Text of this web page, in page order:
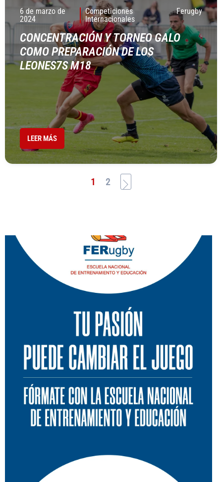
6 de marzo de
2024
Competiciones
Internacionales
Ferugby
CONCENTRACIÓN Y TORNEO GALO
COMO PREPARACIÓN DE LOS
LEONES7S M18
LEER MÁS
1 2